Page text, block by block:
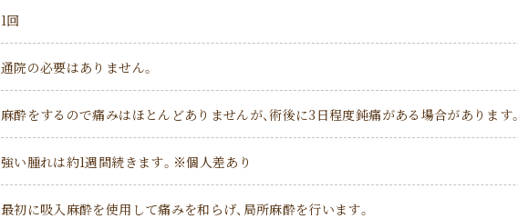
1回
通院の必要はありません。
麻酔をするので痛みはほとんどありませんが、術後に3日程度鈍痛がある場合があります。
強い腫れは約1週間続きます。※個人差あり
最初に吸入麻酔を使用して痛みを和らげ、局所麻酔を行います。